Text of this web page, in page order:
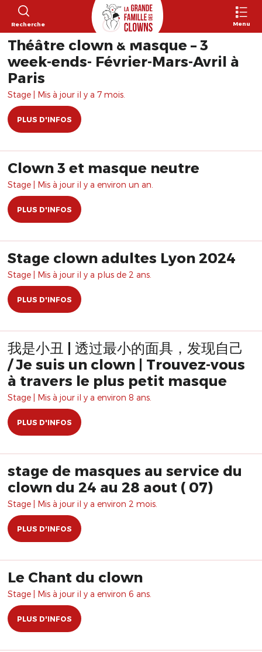
Recherche Menu
Théâtre clown & Masque – 3
week-ends- Février-Mars-Avril à
Paris
Stage | Mis à jour il y a 7 mois.
PLUS D'INFOS
Clown 3 et masque neutre
Stage | Mis à jour il y a environ un an.
PLUS D'INFOS
Stage clown adultes Lyon 2024
Stage | Mis à jour il y a plus de 2 ans.
PLUS D'INFOS
我是小丑 | 透过最小的面具，发现自己
/ Je suis un clown | Trouvez-vous
à travers le plus petit masque
Stage | Mis à jour il y a environ 8 ans.
PLUS D'INFOS
stage de masques au service du
clown du 24 au 28 aout ( 07)
Stage | Mis à jour il y a environ 2 mois.
PLUS D'INFOS
Le Chant du clown
Stage | Mis à jour il y a environ 6 ans.
PLUS D'INFOS